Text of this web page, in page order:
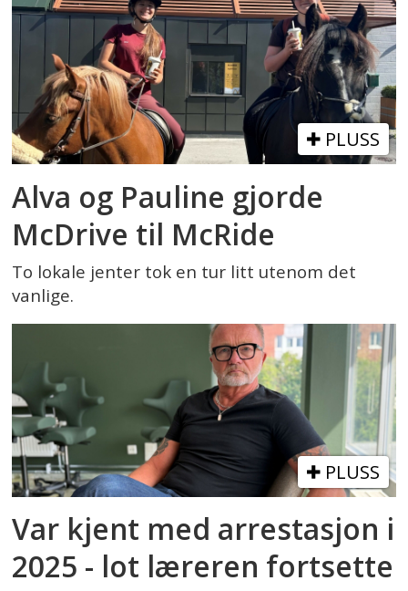
PLUSS
Alva og Pauline gjorde
McDrive til McRide
To lokale jenter tok en tur litt utenom det
vanlige.
PLUSS
Var kjent med arrestasjon i
2025 - lot læreren fortsette